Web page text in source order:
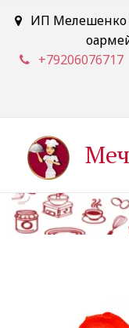
ИП Мелешенко
+79206076717